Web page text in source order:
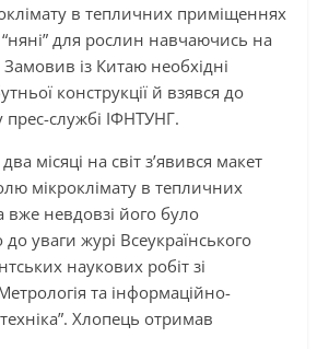
в тепличних приміщеннях
для рослин навчаючись на
Замовив із Китаю необхідні
конструкції й взявся до
прес-службі ІФНТУНГ.
місяці на світ з’явився макет
мікроклімату в тепличних
невдовзі його було
уваги журі Всеукраїнського
наукових робіт зі
та інформаційно-
Хлопець отримав